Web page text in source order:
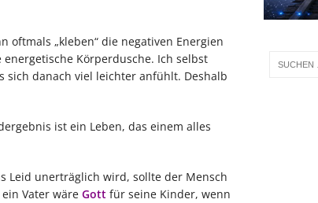
„kleben“ die negativen Energien
Körperdusche. Ich selbst
sich danach viel leichter anfühlt. Deshalb
ist ein Leben, das einem alles
Leid unerträglich wird, sollte der Mensch
Vater wäre Gottfür seine Kinder, wenn